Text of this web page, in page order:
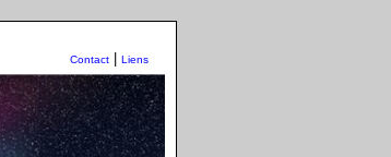
Contact Liens